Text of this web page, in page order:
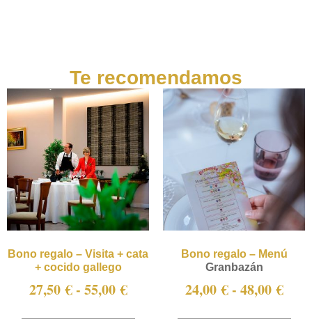
Te recomendamos
Bono regalo – Visita + cata
+ cocido gallego
27,50€- 55,00€
Bono regalo – Menú
Granbazán
24,00€- 48,00€